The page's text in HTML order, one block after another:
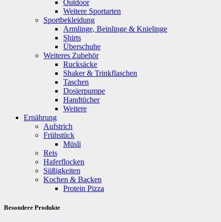
Outdoor
Weitere Sportarten
Sportbekleidung
Armlinge, Beinlinge & Knielinge
Shirts
Überschuhe
Weiteres Zubehör
Rucksäcke
Shaker & Trinkflaschen
Taschen
Dosierpumpe
Handtücher
Weitere
Ernährung
Aufstrich
Frühstück
Müsli
Reis
Haferflocken
Süßigkeiten
Kochen & Backen
Protein Pizza
Besondere Produkte